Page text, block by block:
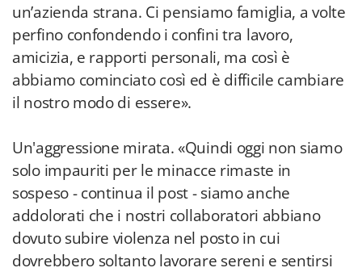
un’azienda strana. Ci pensiamo famiglia, a volte
perfino confondendo i confini tra lavoro,
amicizia, e rapporti personali, ma così è
abbiamo cominciato così ed è difficile cambiare
il nostro modo di essere».
Un'aggressione mirata. «Quindi oggi non siamo
solo impauriti per le minacce rimaste in
sospeso - continua il post - siamo anche
addolorati che i nostri collaboratori abbiano
dovuto subire violenza nel posto in cui
dovrebbero soltanto lavorare sereni e sentirsi